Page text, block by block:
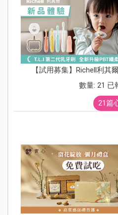
【試用募集】Richell利其
數量: 21 已
21篇